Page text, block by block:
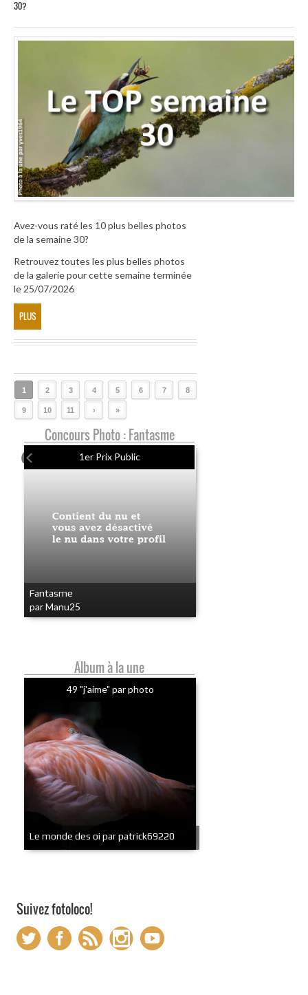
30?
Avez-vous raté les 10 plus belles photos
de la semaine 30?
Retrouvez toutes les plus belles photos
de la galerie pour cette semaine terminée
le 25/07/2026
PLUS
1 2 3 4 5 6 7 8
9 10 11 › »
Concours Photo : Fantasme
1er Prix Public
Fantasme
par Manu25
Album à la une
49 "j'aime" par photo
Le monde des oi par patrick69220
Suivez fotoloco!